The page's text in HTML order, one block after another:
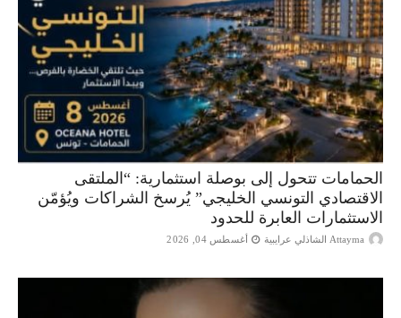
الحمامات تتحول إلى بوصلة استثمارية: “الملتقى
الاقتصادي التونسي الخليجي” يُرسخ الشراكات ويُؤمّن
الاستثمارات العابرة للحدود
Attayma الشاذلي عرايبية أغسطس 04, 2026